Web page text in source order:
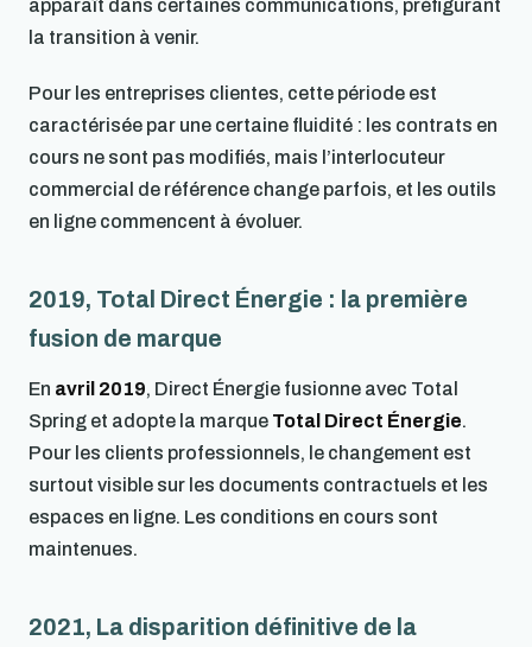
apparaît dans certaines communications, préfigurant
la transition à venir.
Pour les entreprises clientes, cette période est
caractérisée par une certaine fluidité : les contrats en
cours ne sont pas modifiés, mais l’interlocuteur
commercial de référence change parfois, et les outils
en ligne commencent à évoluer.
2019, Total Direct Énergie : la première
fusion de marque
En avril 2019, Direct Énergie fusionne avec Total
Spring et adopte la marque Total Direct Énergie.
Pour les clients professionnels, le changement est
surtout visible sur les documents contractuels et les
espaces en ligne. Les conditions en cours sont
maintenues.
2021, La disparition définitive de la